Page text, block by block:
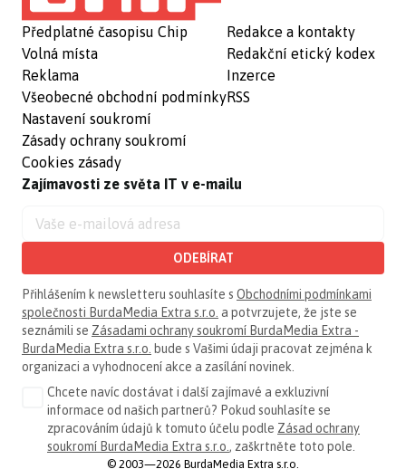
Předplatné časopisu Chip
Volná místa
Reklama
Všeobecné obchodní podmínky
Nastavení soukromí
Zásady ochrany soukromí
Cookies zásady
Redakce a kontakty
Redakční etický kodex
Inzerce
RSS
Zajímavosti ze světa IT v e-mailu
ODEBÍRAT
Přihlášením k newsletteru souhlasíte s Obchodními podmínkami
společnosti BurdaMedia Extra s.r.o. a potvrzujete, že jste se
seznámili se Zásadami ochrany soukromí BurdaMedia Extra -
BurdaMedia Extra s.r.o. bude s Vašimi údaji pracovat zejména k
organizaci a vyhodnocení akce a zasílání novinek.
Chcete navíc dostávat i další zajímavé a exkluzivní
informace od našich partnerů? Pokud souhlasíte se
zpracováním údajů k tomuto účelu podle Zásad ochrany
soukromí BurdaMedia Extra s.r.o. , zaškrtněte toto pole.
© 2003—2026 BurdaMedia Extra s.r.o.